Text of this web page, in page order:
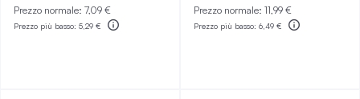
Prezzo normale: 7,09 €
Prezzo più basso: 5,29 €
Prezzo normale: 11,99 €
Prezzo più basso: 6,49 €